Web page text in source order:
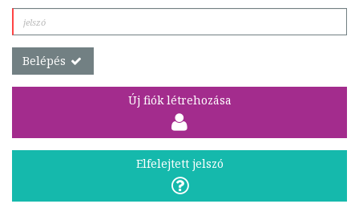
Belépés
Új fiók létrehozása
Elfelejtett jelszó